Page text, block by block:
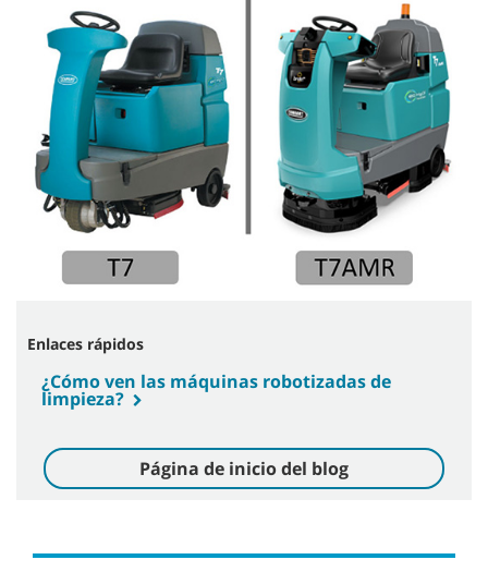
Enlaces rápidos
¿Cómo ven las máquinas robotizadas de
limpieza?
Página de inicio del blog